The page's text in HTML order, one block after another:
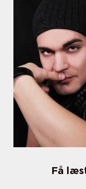
Få